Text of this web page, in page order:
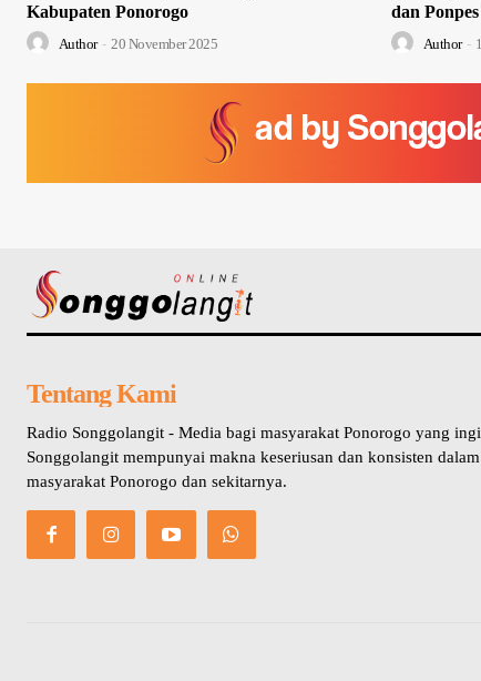
Kabupaten Ponorogo
Author - 20 November 2025
dan
Author -
Tentang Kami
Radio Songgolangit - Media bagi masyarakat Ponorogo yang
Songgolangit mempunyai makna keseriusan dan konsisten
masyarakat Ponorogo dan sekitarnya.